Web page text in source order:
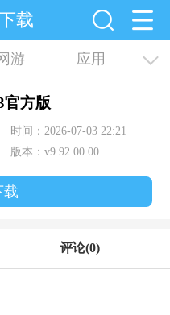
载
游 应用
官方版
时间：2026-07-03 22:21
版本：v9.92.00.00
载
评论(0)